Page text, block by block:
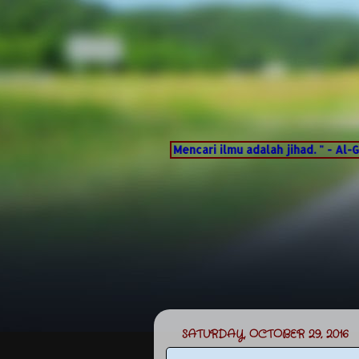
adalah zikir. Mencari ilmu adalah jihad. " - Al-Ghazali .
SATURDAY, OCTOBER 29, 2016